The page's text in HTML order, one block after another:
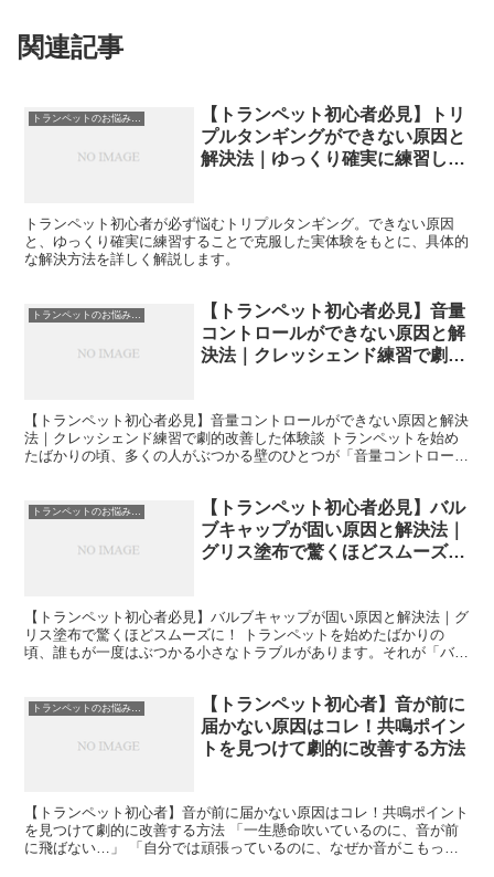
関連記事
トランペットのお悩み解決
【トランペット初心者必見】トリ
プルタンギングができない原因と
解決法｜ゆっくり確実に練習した
トランペット初心者が必ず悩むトリプルタンギング。できない原因
と、ゆっくり確実に練習することで克服した実体験をもとに、具体的
な解決方法を詳しく解説します。
トランペットのお悩み解決
【トランペット初心者必見】音量
コントロールができない原因と解
決法｜クレッシェンド練習で劇的
【トランペット初心者必見】音量コントロールができない原因と解決
法｜クレッシェンド練習で劇的改善した体験談 トランペットを始め
たばかりの頃、多くの人がぶつかる壁のひとつが「音量コントロー
トランペットのお悩み解決
【トランペット初心者必見】バル
ブキャップが固い原因と解決法｜
グリス塗布で驚くほどスムーズ
【トランペット初心者必見】バルブキャップが固い原因と解決法｜グ
リス塗布で驚くほどスムーズに！ トランペットを始めたばかりの
頃、誰もが一度はぶつかる小さなトラブルがあります。それが「バル
トランペットのお悩み解決
【トランペット初心者】音が前に
届かない原因はコレ！共鳴ポイン
トを見つけて劇的に改善する方法
【トランペット初心者】音が前に届かない原因はコレ！共鳴ポイント
を見つけて劇的に改善する方法 「一生懸命吹いているのに、音が前
に飛ばない…」 「自分では頑張っているのに、なぜか音がこもって